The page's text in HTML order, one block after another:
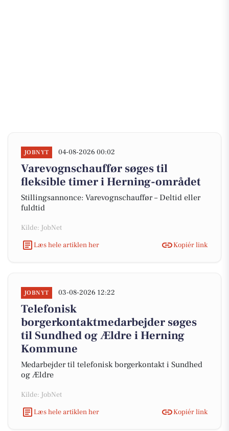
JOBNYT 04-08-2026 00:02
Varevognschauffør søges til
fleksible timer i Herning-området
Stillingsannonce: Varevognschauffør – Deltid eller
fuldtid
Kilde: JobNet
Læs hele artiklen her
Kopiér link
JOBNYT 03-08-2026 12:22
Telefonisk
borgerkontaktmedarbejder søges
til Sundhed og Ældre i Herning
Kommune
Medarbejder til telefonisk borgerkontakt i Sundhed
og Ældre
Kilde: JobNet
Læs hele artiklen her
Kopiér link